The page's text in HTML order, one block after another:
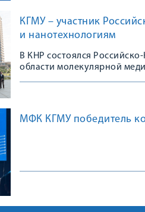
КГМУ – участник
и нанотехнологиям
В КНР состоялся
области молекулярной
МФК КГМУ победитель